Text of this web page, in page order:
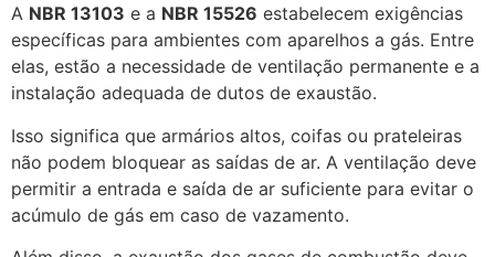
A NBR 13103 e a NBR 15526 estabelecem exigências
específicas para ambientes com aparelhos a gás. Entre
elas, estão a necessidade de ventilação permanente e a
instalação adequada de dutos de exaustão.
Isso significa que armários altos, coifas ou prateleiras
não podem bloquear as saídas de ar. A ventilação deve
permitir a entrada e saída de ar suficiente para evitar o
acúmulo de gás em caso de vazamento.